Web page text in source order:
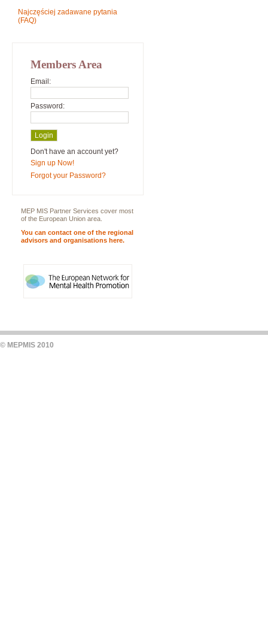
Najczęściej zadawane pytania
(FAQ)
Members Area
Email:
Password:
Don't have an account yet?
Sign up Now!
Forgot your Password?
MEP MIS Partner Services cover most
of the European Union area.
You can contact one of the regional
advisors and organisations here.
© MEPMIS 2010